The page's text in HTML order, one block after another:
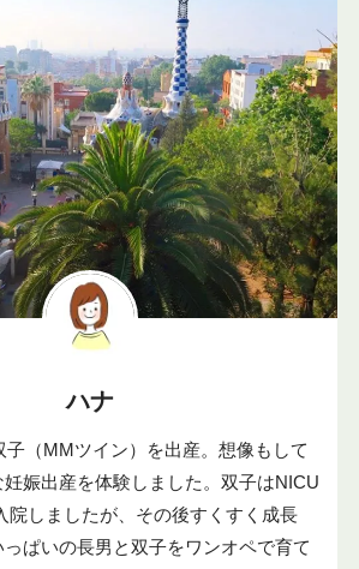
ハナ
子（MMツイン）を出産。想像もして
娠出産を体験しました。双子はNICU
院しましたが、その後すくすく成長
ぱいの長男と双子をワンオペで育て